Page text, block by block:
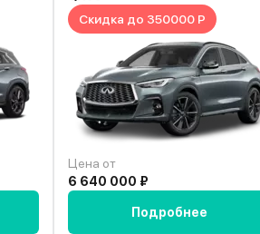
Скидка до 350000 Р
Цена от
6 640 000 ₽
Подробнее